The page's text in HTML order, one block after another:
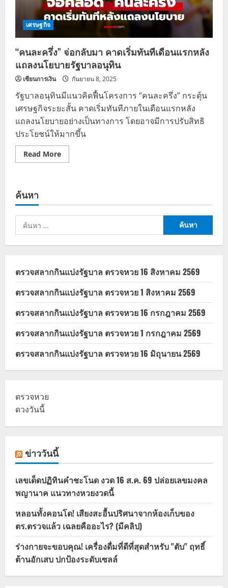
เศรษฐกิจ
“คนละครึ่ง” จ่อกลับมา คาดเริ่มทันทีเดือนแรกหลัง
แถลงนโยบายรัฐบาลอนุทิน
เซียนการเงิน กันยายน 8, 2025
รัฐบาลอนุทินมีแนวคิดฟื้นโครงการ “คนละครึ่ง” กระตุ้น
เศรษฐกิจระยะสั้น คาดเริ่มทันทีภายในเดือนแรกหลัง
แถลงนโยบายอย่างเป็นทางการ โดยอาจมีการปรับสิทธิ
ประโยชน์ให้มากขึ้น
Read MoreRead
more
มา
เริ่ม
เดือน
หลัง
รัฐบาล
อนุทิน
ค้นหา
ค้นหา
สำหรับ:
ตรวจสลากกินแบ่งรัฐบาล ตรวจหวย 16 สิงหาคม 2569
ตรวจสลากกินแบ่งรัฐบาล ตรวจหวย 1 สิงหาคม 2569
ตรวจสลากกินแบ่งรัฐบาล ตรวจหวย 16 กรกฎาคม 2569
ตรวจสลากกินแบ่งรัฐบาล ตรวจหวย 1 กรกฎาคม 2569
ตรวจสลากกินแบ่งรัฐบาล ตรวจหวย 16 มิถุนายน 2569
ตรวจหวย
ดวงวันนี้
ข่าววันนี้
เลขเด็ดปฏิทินคำชะโนด งวด 16 ส.ค. 69 ปล่อยเลขมงคล
พญานาค แนวทางหวยงวดนี้
หลอนทั้งคอนโด! เสียงสะอื้นปริศนาจากห้องเก็บของ
ตร.ตรวจแล้ว เฉลยคืออะไร? (มีคลิป)
ร่างกายจะขอบคุณ! เครื่องดื่มที่ดีที่สุดสำหรับ "ตับ" ฤทธิ์
ต้านอักเสบ ปกป้องระดับเซลล์